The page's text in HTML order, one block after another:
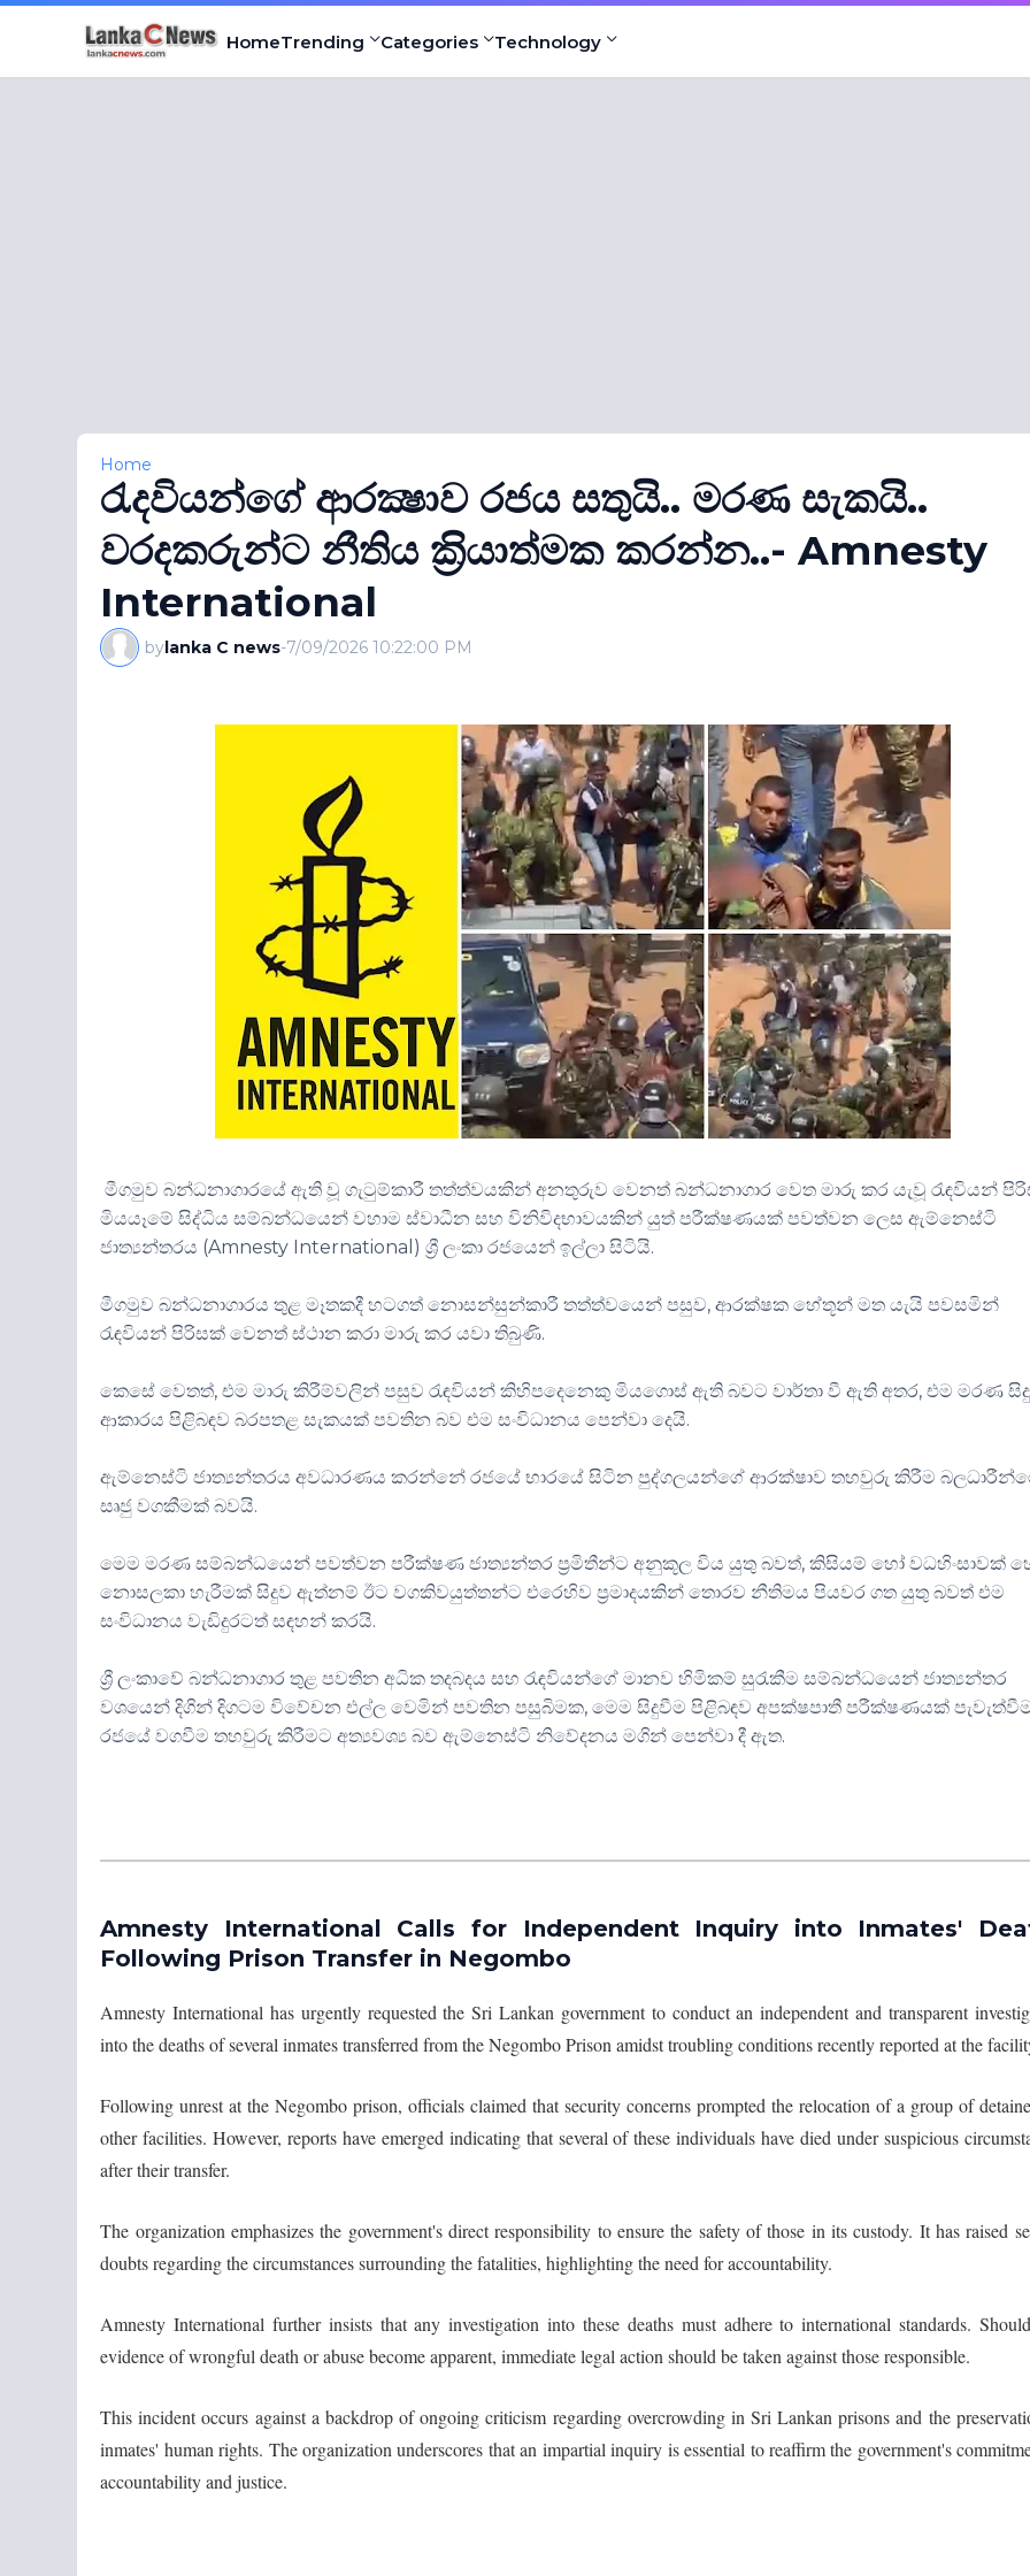
HomeTrending Categories Technology
Home
රැදවියන්ගේ ආරක්‍ෂාව රජය සතුයි.. මරණ සැකයි..
වරදකරුන්ට නීතිය ක‍්‍රියාත්මක කරන්න..- Amnesty
International
bylanka C news-7/09/2026 10:22:00 PM
මීගමුව බන්ධනාගාරයේ ඇති වූ ගැටුම්කාරී තත්ත්වයකින් අනතුරුව වෙනත් බන්ධනාගාර වෙත මාරු කර යැවූ රැඳවියන්
මියයෑමේ සිද්ධිය සම්බන්ධයෙන් වහාම ස්වාධීන සහ විනිවිදභාවයකින් යුත් පරීක්ෂණයක් පවත්වන ලෙස ඇම්නෙස්ටි
ජාත්‍යන්තරය (Amnesty International) ශ්‍රී ලංකා රජයෙන් ඉල්ලා සිටියි.
මීගමුව බන්ධනාගාරය තුළ මෑතකදී හටගත් නොසන්සුන්කාරී තත්ත්වයෙන් පසුව, ආරක්ෂක හේතූන් මත යැයි පවසමින්
රැඳවියන් පිරිසක් වෙනත් ස්ථාන කරා මාරු කර යවා තිබුණි.
කෙසේ වෙතත්, එම මාරු කිරීම්වලින් පසුව රැඳවියන් කිහිපදෙනෙකු මියගොස් ඇති බවට වාර්තා වී ඇති අතර, එම මරණ
ආකාරය පිළිබඳව බරපතළ සැකයක් පවතින බව එම සංවිධානය පෙන්වා දෙයි.
ඇම්නෙස්ටි ජාත්‍යන්තරය අවධාරණය කරන්නේ රජයේ භාරයේ සිටින පුද්ගලයන්ගේ ආරක්ෂාව තහවුරු කිරීම
සෘජු වගකීමක් බවයි.
මෙම මරණ සම්බන්ධයෙන් පවත්වන පරීක්ෂණ ජාත්‍යන්තර ප්‍රමිතීන්ට අනුකූල විය යුතු බවත්, කිසියම් හෝ වධහිංසාවක්
නොසලකා හැරීමක් සිදුව ඇත්නම් ඊට වගකිවයුත්තන්ට එරෙහිව ප්‍රමාදයකින් තොරව නීතිමය පියවර ගත යුතු බවත් එම
සංවිධානය වැඩිදුරටත් සඳහන් කරයි.
ශ්‍රී ලංකාවේ බන්ධනාගාර තුළ පවතින අධික තදබදය සහ රැඳවියන්ගේ මානව හිමිකම් සුරැකීම සම්බන්ධයෙන් ජාත්‍යන්තර
වශයෙන් දිගින් දිගටම විවේචන එල්ල වෙමින් පවතින පසුබිමක, මෙම සිදුවීම පිළිබඳව අපක්ෂපාතී පරීක්ෂණයක්
රජයේ වගවීම තහවුරු කිරීමට අත්‍යවශ්‍ය බව ඇම්නෙස්ටි නිවේදනය මගින් පෙන්වා දී ඇත.
Amnesty International Calls for Independent Inquiry into Inmates'
Following Prison Transfer in Negombo
Amnesty International has urgently requested the Sri Lankan government to conduct an independent and transparent
into the deaths of several inmates transferred from the Negombo Prison amidst troubling conditions recently reported at the
Following unrest at the Negombo prison, officials claimed that security concerns prompted the relocation of a group of
other facilities. However, reports have emerged indicating that several of these individuals have died under suspicious
after their transfer.
The organization emphasizes the government's direct responsibility to ensure the safety of those in its custody. It has raised
doubts regarding the circumstances surrounding the fatalities, highlighting the need for accountability.
Amnesty International further insists that any investigation into these deaths must adhere to international standards.
evidence of wrongful death or abuse become apparent, immediate legal action should be taken against those responsible.
This incident occurs against a backdrop of ongoing criticism regarding overcrowding in Sri Lankan prisons and the
inmates' human rights. The organization underscores that an impartial inquiry is essential to reaffirm the government's
accountability and justice.